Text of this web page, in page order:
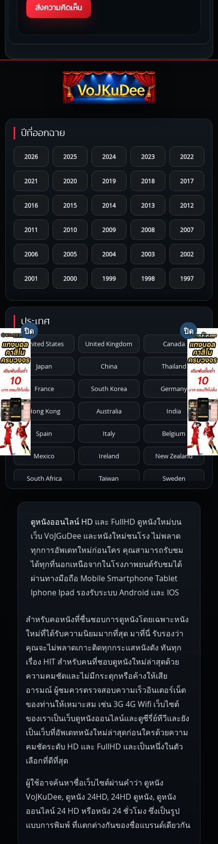
ปีที่ออกฉาย
2026 2025 2024 2023 2022
2021 2020 2019 2018 2017
2016 2015 2014 2013 2012
2011 2010 2009 2008 2007
2006 2005 2004 2003 2002
2001 2000 1999 1998 1997
1996 1995 1994 1993 1992
1991 1987
1986 1985 1984 1983 1982
1981 1980 1979 1978 1977
1976 1975 1974 1973 1972
1971 1970 1969 1968 1967
1966 1965 1964 1963 1962
1959 1955
1945 1942 1941 1940 1939
1937 1930
ประเทศ
United States United Kingdom Canada
Japan China Thailand
France South Korea Germany
Hong Kong Australia India
Spain Italy Belgium
Mexico Ireland New Zealand
South Africa Taiwan Sweden
Netherlands Russia Poland
Hungary Denmark Bulgaria
Czech Republic Brazil Turkey
ดูหนังออนไลน์ HD และ FullHD ดูหนังใหม่บน
เว็บ VoJGuDee และหนังใหม่ชนโรง ไม่พลาด
ทุกการอัพเดทใหม่ก่อนใคร คุณสามารถรับชม
ได้ทุกที่นอกเหนือจากในโรงภาพยนต์รับชมได้
ผ่านทางมือถือ Mobile Smartphone Tablet
Iphone Ipad รองรับระบบ Android และ IOS
สำหรับคอหนังที่ชื่นชอบการดูหนังโดยเฉพาะหนัง
ใหม่ที่ได้รับความนิยมมากที่สุด มาที่นี่ รับรองว่า
คุณจะไม่พลาดเกาะติดทุกกระแสหนังดัง ทันทุก
เรื่อง HIT สำหรับคนที่ชอบดูหนังใหม่ล่าสุดด้วย
ความคมชัดและไม่มีกระตุกหรือค้างให้เสีย
อารมณ์ ผู้ชมควรตรวจสอบความเร็วอินเตอร์เน็ต
ของท่านให้เหมาะสม เช่น 3G 4G Wifi เว็บไซต์
ของเราเป็นเว็บดูหนังออนไลน์และดูซีรี่ย์ทีวีและยัง
เป็นเว็บที่อัพเดทหนังใหม่ล่าสุดก่อนใครด้วยความ
คมชัดระดับ HD และ FullHD และเป็นหนึ่งในตัว
เลือกที่ดีที่สุด
ผู้ใช้อาจค้นหาชื่อเว็บไซต์ผ่านคำว่า ดูหนัง
VoJKuDee, ดูหนัง 24HD, 24HD ดูหนัง, ดูหนัง
ออนไลน์ 24 HD หรือหนัง 24 ชั่วโมง ซึ่งเป็นรูป
แบบการพิมพ์ ที่แตกต่างกันของชื่อแบรนด์เดียวกัน